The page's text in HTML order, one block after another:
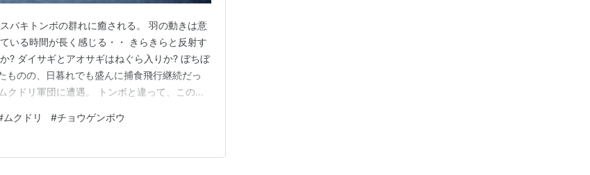
バキトンボの群れに癒される。 羽の動きは意
いる時間が長く感じる・・ きらきらと反射す
? ダイサギとアオサギはねぐら入りか? ぼちぼ
ものの、日暮れでも盛んに捕食飛行継続だっ
クドリ軍団に遭遇。 トンボと違って、この集
いでないか? 壁際にアダンソンハエトリ♀発
ムクドリ #チョウゲンボウ